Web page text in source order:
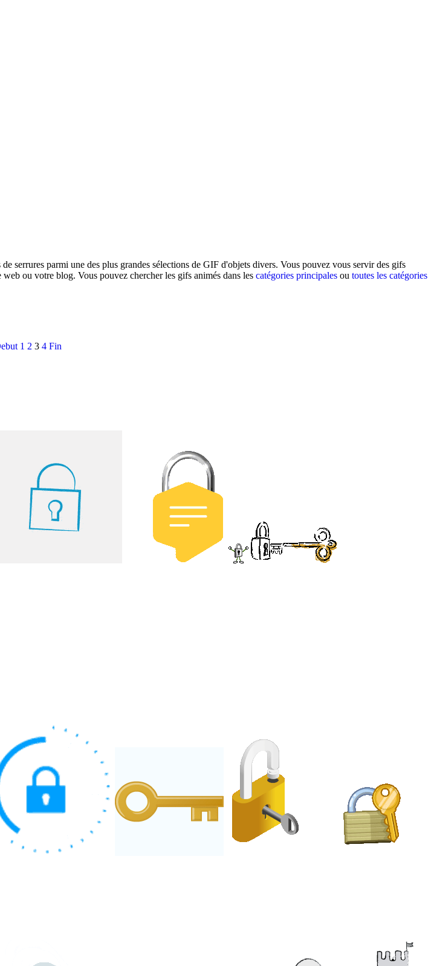
serrures parmi une des plus grandes sélections de GIF d'objets divers. Vous pouvez vous servir des gifs
ou votre blog. Vous pouvez chercher les gifs animés dans les catégories principales ou toutes les catégories
1 2 3 4 Fin